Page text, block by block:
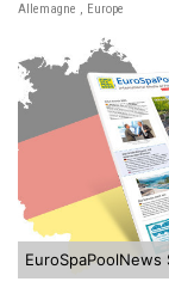
Allemagne , Europe